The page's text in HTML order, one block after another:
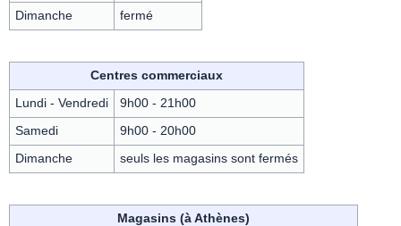
Dimanche fermé
Centres commerciaux
Lundi - Vendredi 9h00 - 21h00
Samedi 9h00 - 20h00
Dimanche seuls les magasins sont fermés
Magasins (à Athènes)